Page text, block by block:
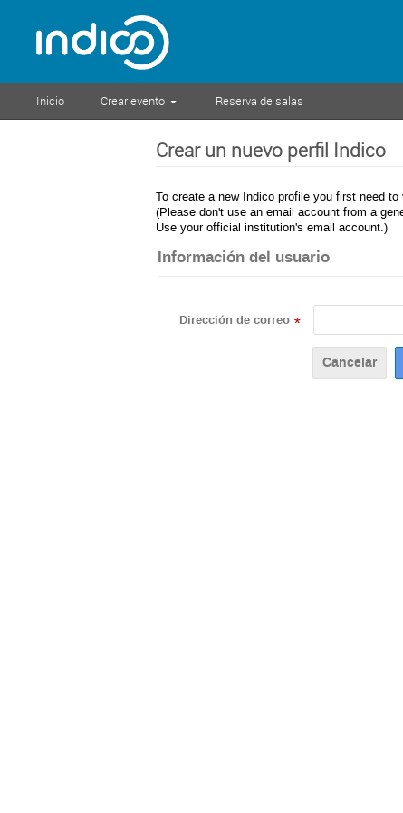
Inicio Crear evento Reserva de salas
Crear un nuevo perfil Indico
To create a new Indico profile you first need
(Please don't use an email account from a
Use your official institution's email account.)
Información del usuario
Dirección de correo *
Cancelar